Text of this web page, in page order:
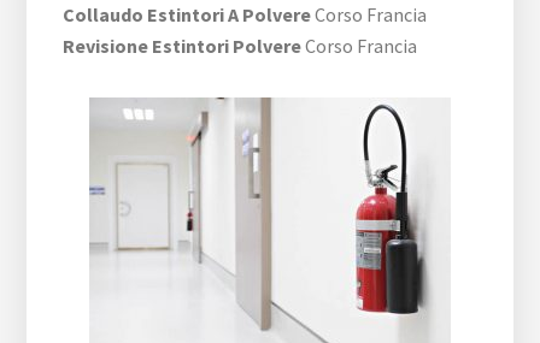
Collaudo Estintori A PolvereCorso Francia
Revisione Estintori PolvereCorso Francia